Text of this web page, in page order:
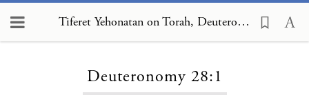
Tiferet Yehonatan on Torah, Deuteronomy 28:1
Deuteronomy 28:1